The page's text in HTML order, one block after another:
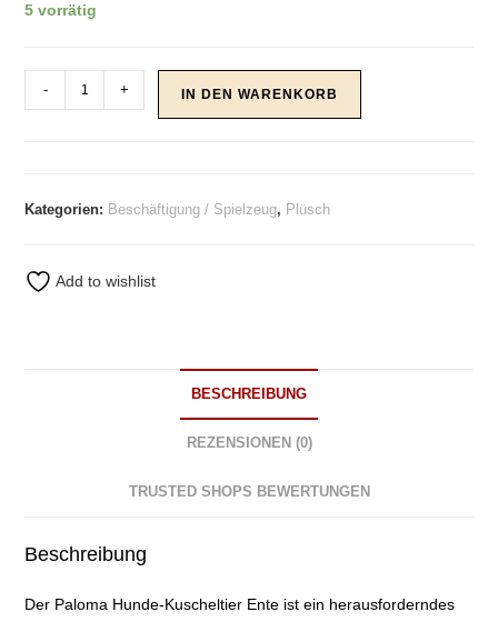
5 vorrätig
Spielzeug
Paloma
- + IN DEN WARENKORB
Kategorien: Beschäftigung / Spielzeug, Plüsch
Add to wishlist
BESCHREIBUNG
REZENSIONEN (0)
TRUSTED SHOPS BEWERTUNGEN
Beschreibung
Der Paloma Hunde-Kuscheltier Ente ist ein herausforderndes